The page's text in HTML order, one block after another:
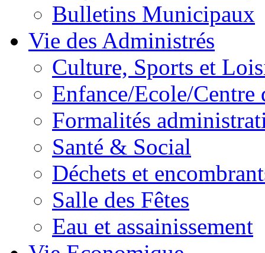
Bulletins Municipaux
Vie des Administrés
Culture, Sports et
Enfance/Ecole/Centre
Formalités
Santé & Social
Déchets et
Salle des Fêtes
Eau et assainissement